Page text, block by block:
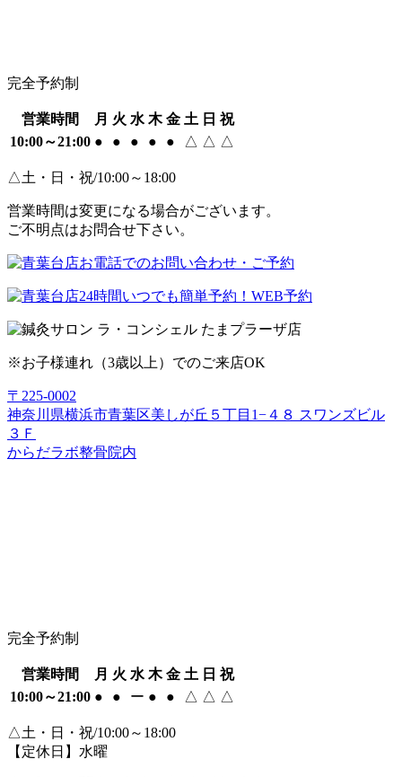
完全予約制
営業時間 月 火 水 木 金 土 日 祝
10:00～21:00 ● ● ● ● ● △ △ △
△土・日・祝/10:00～18:00
営業時間は変更になる場合がございます。
ご不明点はお問合せ下さい。
※お子様連れ（3歳以上）でのご来店OK
〒225-0002
神奈川県横浜市青葉区美しが丘５丁目1−４８ スワンズビル
３Ｆ
からだラボ整骨院内
完全予約制
営業時間 月 火 水 木 金 土 日 祝
10:00～21:00 ● ● ー ● ● △ △ △
△土・日・祝/10:00～18:00
【定休日】水曜